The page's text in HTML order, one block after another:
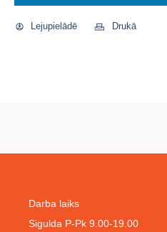
Lejupielādē Drukā
Darba laiks
Sigulda P-Pk 9.00-19.00